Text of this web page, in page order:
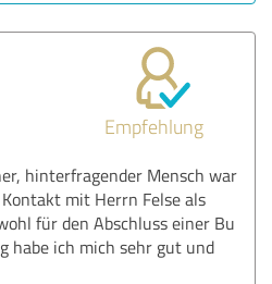
Empfehlung
hinterfragender Mensch war
mit Herrn Felse als
für den Abschluss einer Bu
habe ich mich sehr gut und